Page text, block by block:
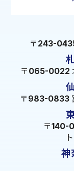
〒243-
〒065-0022
〒983-0833
〒140-
神